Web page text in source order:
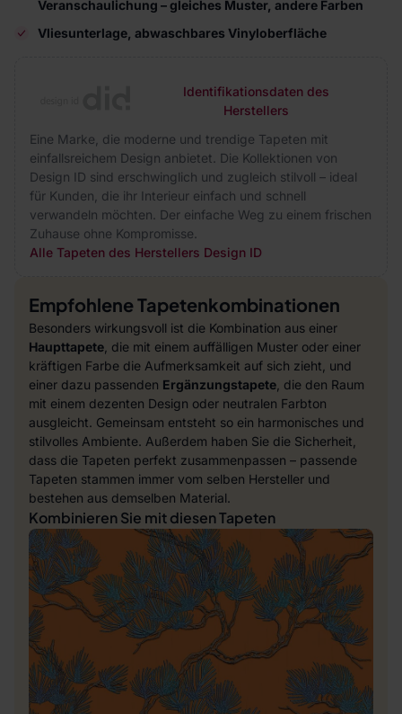
Veranschaulichung – gleiches Muster, andere Farben
Vliesunterlage, abwaschbares Vinyloberfläche
Identifikationsdaten des
Herstellers
Eine Marke, die moderne und trendige Tapeten mit
einfallsreichem Design anbietet. Die Kollektionen von
Design ID sind erschwinglich und zugleich stilvoll – ideal
für Kunden, die ihr Interieur einfach und schnell
verwandeln möchten. Der einfache Weg zu einem frischen
Zuhause ohne Kompromisse.
Alle Tapeten des Herstellers Design ID
Empfohlene Tapetenkombinationen
Besonders wirkungsvoll ist die Kombination aus einer
Haupttapete , die mit einem auffälligen Muster oder einer
kräftigen Farbe die Aufmerksamkeit auf sich zieht, und
einer dazu passenden Ergänzungstapete , die den Raum
mit einem dezenten Design oder neutralen Farbton
ausgleicht. Gemeinsam entsteht so ein harmonisches und
stilvolles Ambiente. Außerdem haben Sie die Sicherheit,
dass die Tapeten perfekt zusammenpassen – passende
Tapeten stammen immer vom selben Hersteller und
bestehen aus demselben Material.
Kombinieren Sie mit diesen Tapeten